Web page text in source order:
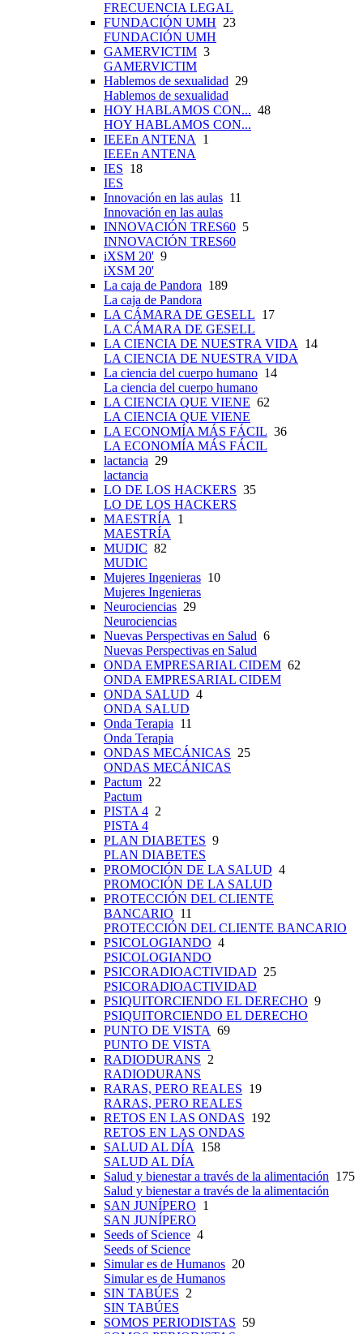
FRECUENCIA LEGAL
FUNDACIÓN UMH 23
FUNDACIÓN UMH
GAMERVICTIM 3
GAMERVICTIM
Hablemos de sexualidad 29
Hablemos de sexualidad
HOY HABLAMOS CON... 48
HOY HABLAMOS CON...
IEEEn ANTENA
1
IEEEn ANTENA
IES 18
IES
Innovación en las aulas 11
Innovación en las aulas
INNOVACIÓN TRES60 5
INNOVACIÓN TRES60
iXSM 20' 9
iXSM 20'
La caja de Pandora 189
La caja de Pandora
LA CÁMARA DE GESELL 17
LA CÁMARA DE GESELL
LA CIENCIA DE NUESTRA VIDA
14
LA CIENCIA DE NUESTRA VIDA
La ciencia del cuerpo humano 14
La ciencia del cuerpo humano
LA CIENCIA QUE VIENE 62
LA CIENCIA QUE VIENE
LA ECONOMÍA MÁS FÁCIL 36
LA ECONOMÍA MÁS FÁCIL
lactancia 29
lactancia
LO DE LOS HACKERS 35
LO DE LOS HACKERS
MAESTRÍA
1
MAESTRÍA
MUDIC 82
MUDIC
Mujeres Ingenieras 10
Mujeres Ingenieras
Neurociencias 29
Neurociencias
Nuevas Perspectivas en Salud 6
Nuevas Perspectivas en Salud
ONDA EMPRESARIAL CIDEM 62
ONDA EMPRESARIAL CIDEM
ONDA SALUD 4
ONDA SALUD
Onda Terapia 11
Onda Terapia
ONDAS MECÁNICAS 25
ONDAS MECÁNICAS
Pactum 22
Pactum
PISTA 4 2
PISTA 4
PLAN DIABETES 9
PLAN DIABETES
PROMOCIÓN DE LA SALUD 4
PROMOCIÓN DE LA SALUD
PROTECCIÓN DEL CLIENTE
BANCARIO 11
PROTECCIÓN DEL CLIENTE BANCARIO
PSICOLOGIANDO 4
PSICOLOGIANDO
PSICORADIOACTIVIDAD 25
PSICORADIOACTIVIDAD
PSIQUITORCIENDO EL DERECHO 9
PSIQUITORCIENDO EL DERECHO
PUNTO DE VISTA 69
PUNTO DE VISTA
RADIODURANS 2
RADIODURANS
RARAS, PERO REALES 19
RARAS, PERO REALES
RETOS EN LAS ONDAS 192
RETOS EN LAS ONDAS
SALUD AL DÍA
158
SALUD AL DÍA
Salud y bienestar a través de la alimentación 175
Salud y bienestar a través de la alimentación
SAN JUNÍPERO 1
SAN JUNÍPERO
Seeds of Science 4
Seeds of Science
Simular es de Humanos 20
Simular es de Humanos
SIN TABÚES 2
SIN TABÚES
SOMOS PERIODISTAS 59